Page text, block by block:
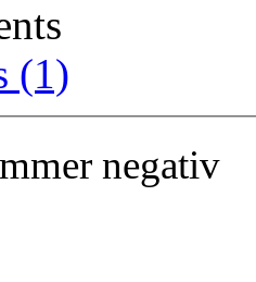
(1)
negativ